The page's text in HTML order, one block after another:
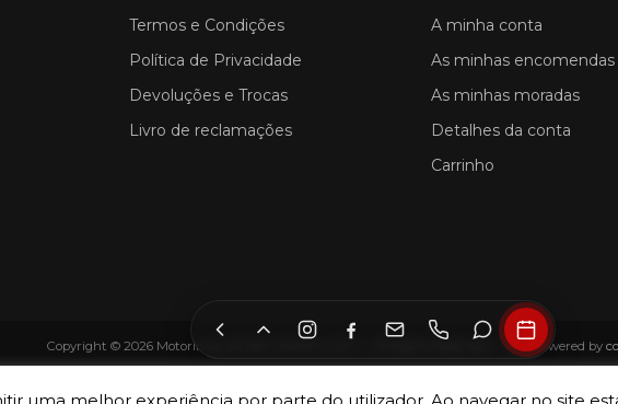
Termos e Condições
Política de Privacidade
Devoluções e Trocas
Livro de reclamações
A minha conta
As minhas encomendas
As minhas moradas
Detalhes da conta
Carrinho
Copyright © 2026 Motorin by SILVER LEMON, LDA — All Rights Reserved — Site Powered by